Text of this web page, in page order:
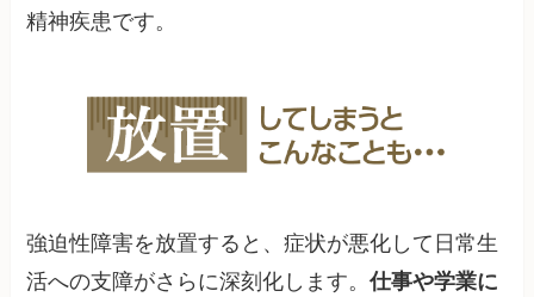
精神疾患です。
強迫性障害を放置すると、症状が悪化して日常生
活への支障がさらに深刻化します。仕事や学業に